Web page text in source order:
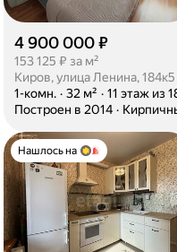
4 900 000 ₽
153 125 ₽ за м²
Киров, улица Ленина, 184к5
1-комн. · 32 м² · 11 этаж из
Построен в 2014 ·
Нашлось на